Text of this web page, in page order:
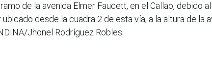
de la avenida Elmer Faucett, en el Callao, debido
desde la cuadra 2 de esta vía, a la altura de la
Jhonel Rodríguez Robles